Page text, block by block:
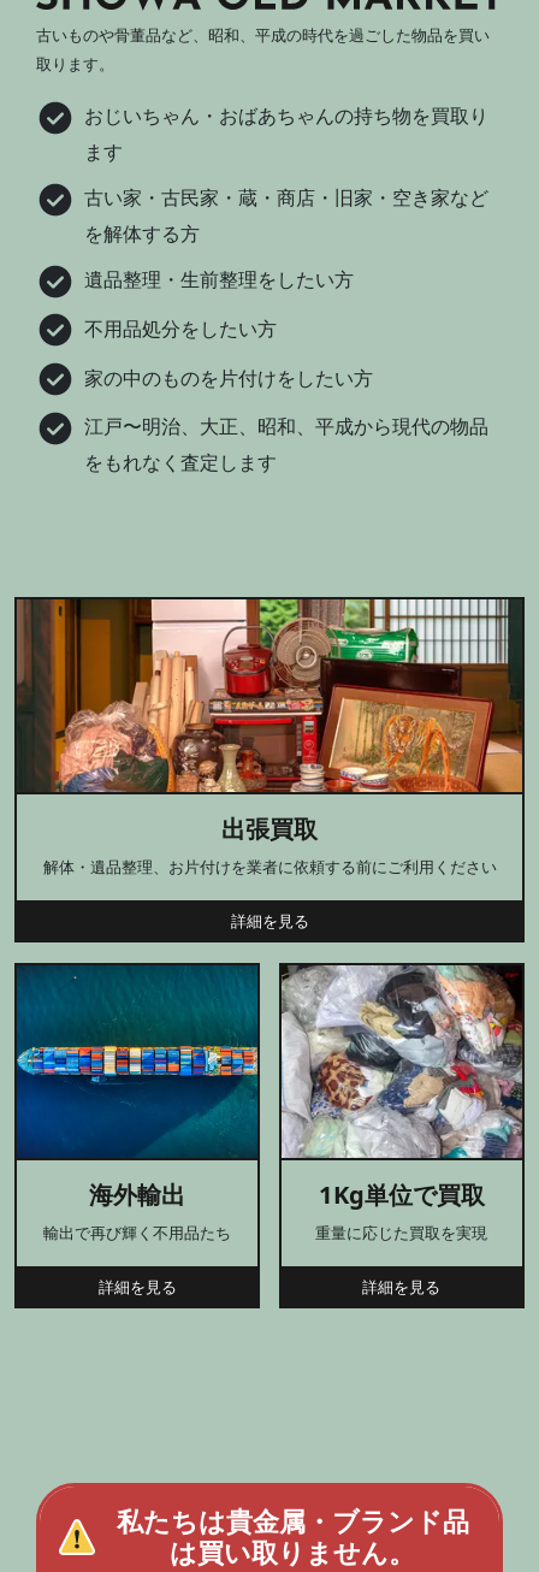
古いものや骨董品など、昭和、平成の時代を過ごした物品を買い
取ります。
おじいちゃん・おばあちゃんの持ち物を買取り
ます
古い家・古民家・蔵・商店・旧家・空き家など
を解体する方
遺品整理・生前整理をしたい方
不用品処分をしたい方
家の中のものを片付けをしたい方
江戸〜明治、大正、昭和、平成から現代の物品
をもれなく査定します
メニュー
出張買取
解体・遺品整理、お片付けを業者に依頼する前にご利用ください
詳細を見る
海外輸出
輸出で再び輝く不用品たち
詳細を見る
1Kg単位で買取
重量に応じた買取を実現
詳細を見る
私たちは貴金属・ブランド品
は買い取りません。